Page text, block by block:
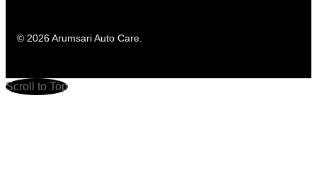
© 2026 Arumsari Auto Care.
Scroll to Top